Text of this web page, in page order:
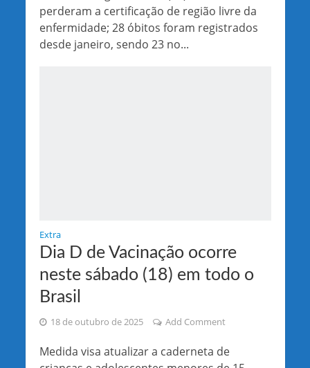
perderam a certificação de região livre da
enfermidade; 28 óbitos foram registrados
desde janeiro, sendo 23 no...
Extra
Dia D de Vacinação ocorre
neste sábado (18) em todo o
Brasil
18 de outubro de 2025 Add Comment
Medida visa atualizar a caderneta de